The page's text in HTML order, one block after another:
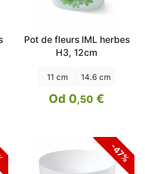
Pot de fleurs IML herbes
H3, 12cm
11 cm 14.6 cm
Od 0,50 €
-47%